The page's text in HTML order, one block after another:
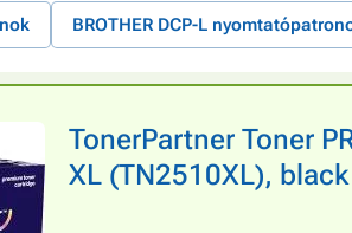
BROTHER DCP-L
TonerPartner Toner
XL (TN2510XL),